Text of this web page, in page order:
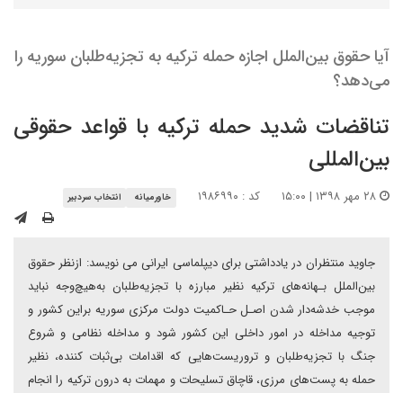
آیا حقوق بین‌الملل اجازه حمله ترکیه به تجزیه‌طلبان سوریه را
می‌دهد؟
تناقضات شدید حمله ترکیه با قواعد حقوقی
بین‌المللی
کد : ۱۹۸۶۹۹۰ خاورمیانه انتخاب سردبیر
جاوید منتظران در یادداشتی برای دیپلماسی ایرانی می نویسد: ازنظر حقوق
بین‌الملل بـهانه‌های ترکیه نظیر مبارزه با تجزیه‌طلبان به‌هیچ‌وجه نباید
موجب خدشه‌دار شدن اصـل حـاکمیت‌ دولت مرکزی سوریه براین کشور و
توجیه مداخله در امور داخلی این کشور‌ شود و مداخله نظامی و شروع
جنگ با تجزیه‌طلبان و تروریست‌هایی که اقدامات بی‌ثبات کننده، نظیر
حمله به پست‌های مرزی، قاچاق تسلیحات و مهمات به درون ترکیه را انجام